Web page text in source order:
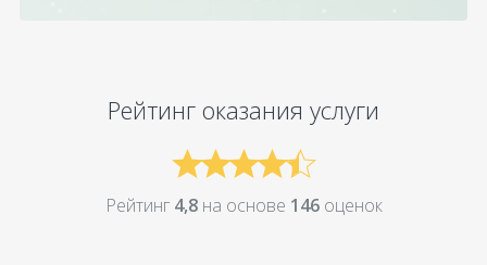
Рейтинг оказания услуги
Рейтинг 4,8на основе 146оценок